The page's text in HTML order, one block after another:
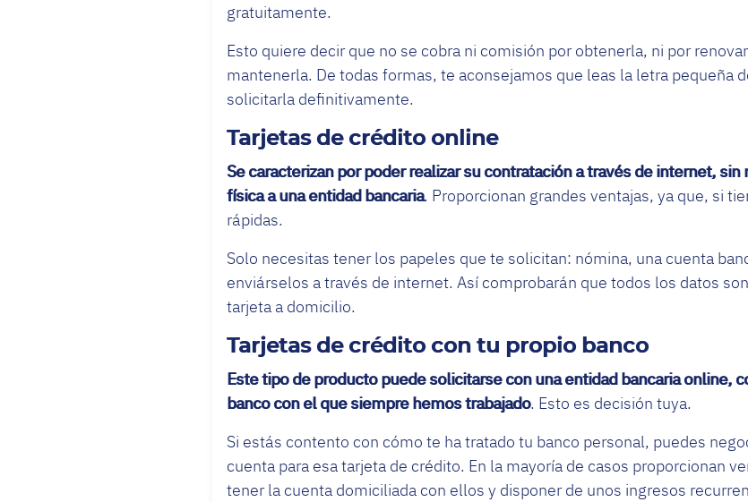
gratuitamente.
Esto quiere decir que no se cobra ni comisión por obtenerla, ni por
mantenerla. De todas formas, te aconsejamos que leas la letra pequeña
solicitarla definitivamente.
Tarjetas de crédito online
Se caracterizan por poder realizar su contratación a través de internet,
física a una entidad bancaria. Proporcionan grandes ventajas, ya que, si
rápidas.
Solo necesitas tener los papeles que te solicitan: nómina, una cuenta
enviárselos a través de internet. Así comprobarán que todos los datos
tarjeta a domicilio.
Tarjetas de crédito con tu propio banco
Este tipo de producto puede solicitarse con una entidad bancaria online,
banco con el que siempre hemos trabajado. Esto es decisión tuya.
Si estás contento con cómo te ha tratado tu banco personal, puedes
cuenta para esa tarjeta de crédito. En la mayoría de casos proporcionan
tener la cuenta domiciliada con ellos y disponer de unos ingresos